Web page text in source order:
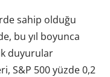
sahip olduğu
bu yıl boyunca
duyurular
S&P 500 yüzde 0,2